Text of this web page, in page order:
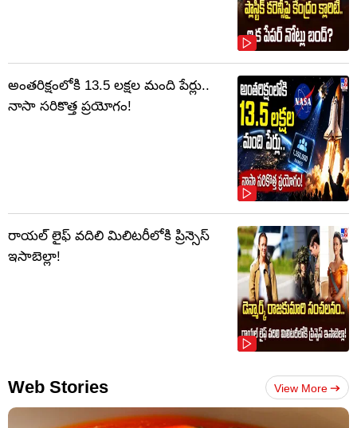
అంతరిక్షంలోకి 13.5 లక్షల మంది పేర్లు..
నాసా సరికొత్త ప్రయోగం!
రాయల్ లైఫ్ వదిలి మిలిటరీలోకి ప్రిన్సెస్
ఇసాబెల్లా!
Web Stories View More